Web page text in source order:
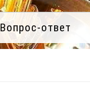
Вопрос-ответ